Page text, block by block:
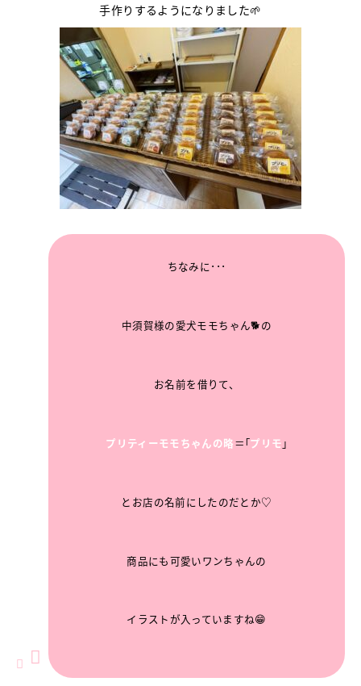
手作りするようになりました🌱
ちなみに･･･
中須賀様の愛犬モモちゃん🐕の
お名前を借りて、
プリティーモモちゃんの略＝｢プリモ ｣
とお店の名前にしたのだとか♡
商品にも可愛いワンちゃんの
イラストが入っていますね😁